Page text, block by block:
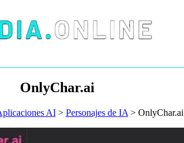
OnlyChar.ai
AI> Personajes de IA > OnlyChar.ai